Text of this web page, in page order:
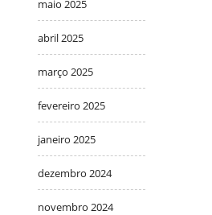
maio 2025
abril 2025
março 2025
fevereiro 2025
janeiro 2025
dezembro 2024
novembro 2024